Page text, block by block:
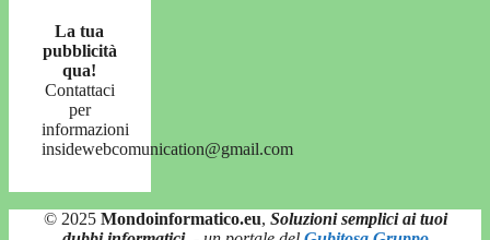
La tua
pubblicità
qua!
Contattaci
per
informazioni
insidewebcomunication@gmail.com
© 2025 Mondoinformatico.eu, Soluzioni semplici ai tuoi